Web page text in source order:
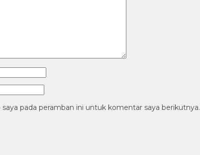
pada peramban ini untuk komentar saya berikutnya.